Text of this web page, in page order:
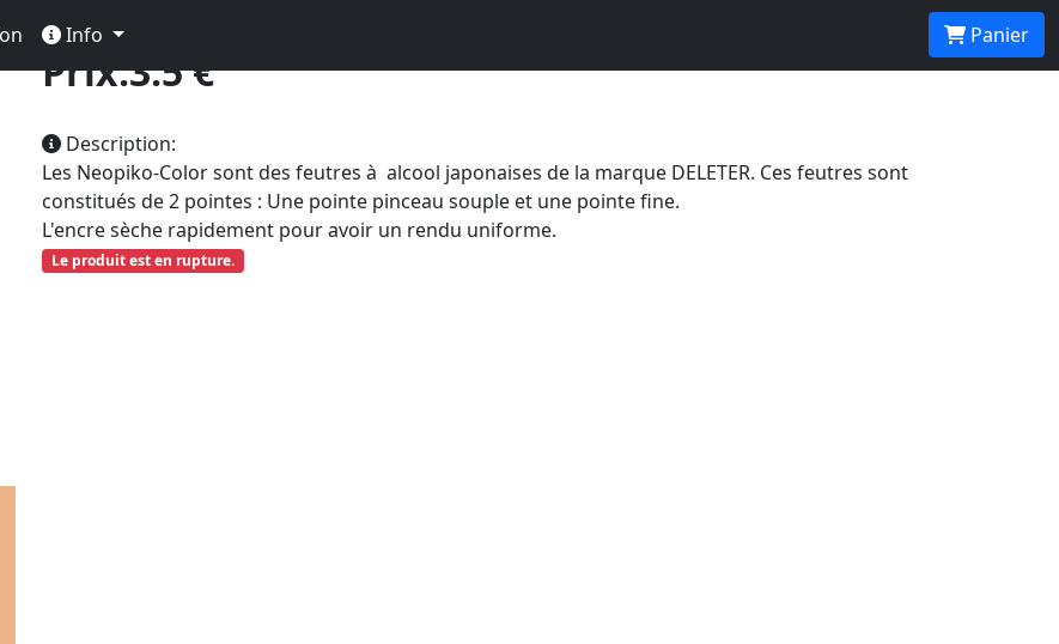
Info Panier
Prix:3.5 €
Description:
Les Neopiko-Color sont des feutres à alcool japonaises de la marque DELETER. Ces feutres sont
constitués de 2 pointes : Une pointe pinceau souple et une pointe fine.
L'encre sèche rapidement pour avoir un rendu uniforme.
Le produit est en rupture.